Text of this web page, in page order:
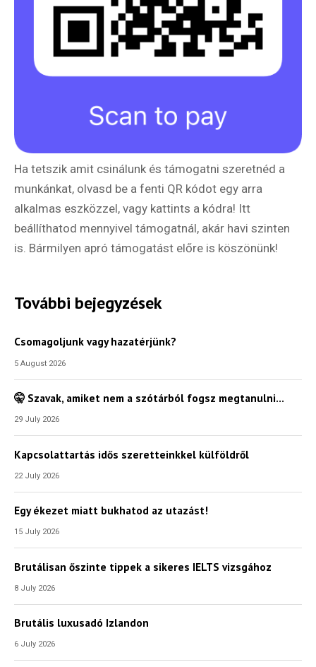
Email Cím*
Válaszd ki az ajándékod amit
ízutazás
Költözünk!
játék -
Utazási
poszter
Ha tetszik amit csinálunk és támogatni szeretnéd a
munkánkat, olvasd be a fenti QR kódot egy arra
alkalmas eszközzel, vagy kattints a kódra! Itt
beállíthatod mennyivel támogatnál, akár havi szinten
is. Bármilyen apró támogatást előre is köszönünk!
További bejegyzések
Csomagoljunk vagy hazatérjünk?
5 August 2026
🤫 Szavak, amiket nem a szótárból fogsz megtanulni…
29 July 2026
Kapcsolattartás idős szeretteinkkel külföldről
22 July 2026
Egy ékezet miatt bukhatod az utazást!
15 July 2026
Brutálisan őszinte tippek a sikeres IELTS vizsgához
8 July 2026
Brutális luxusadó Izlandon
6 July 2026